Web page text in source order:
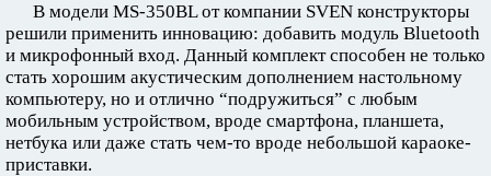
В модели MS-350BL от компании SVEN конструкторы
решили применить инновацию: добавить модуль Bluetooth
и микрофонный вход. Данный комплект способен не только
стать хорошим акустическим дополнением настольному
компьютеру, но и отлично “подружиться” с любым
мобильным устройством, вроде смартфона, планшета,
нетбука или даже стать чем-то вроде небольшой караоке-
приставки.